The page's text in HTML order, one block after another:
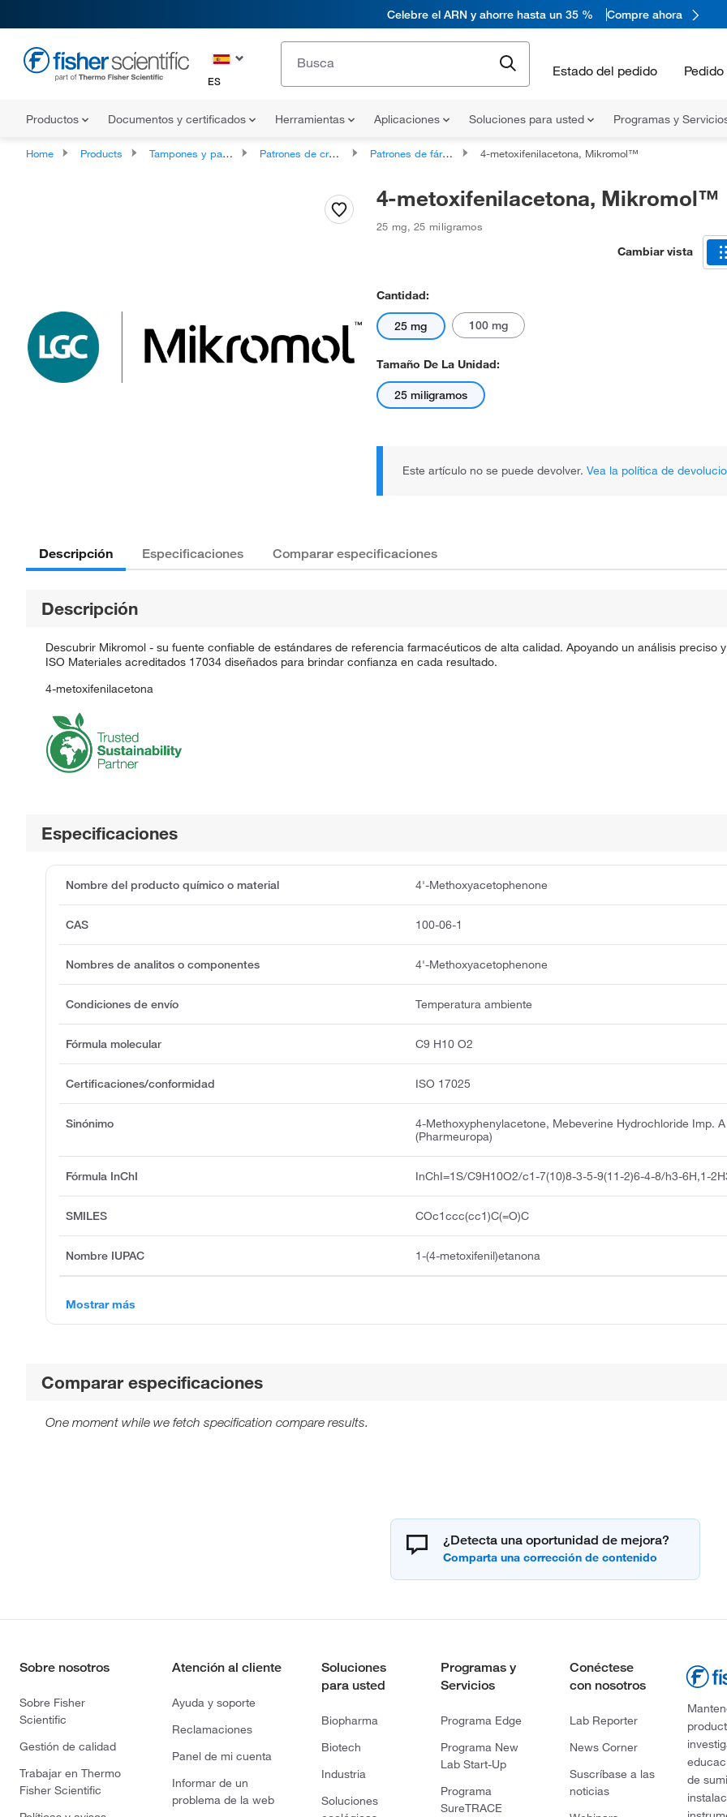
Celebre el ARN y ahorre hasta un 35 % Compre ahora
ES
Estado del pedido
Productos Documentos y certificados Herramientas Aplicaciones Soluciones para usted Programas y
Home Products Tampones y patrones Patrones de cromatografía Patrones de fármacos 4-metoxifenilacetona, Mikromol™
4-metoxifenilacetona, Mikromol™
25 mg,25 miligramos
Cambiar vista
Cantidad:
25 mg 100 mg
Tamaño De La Unidad:
25 miligramos
Este artículo no se puede devolver. Vea la política de
Descripción Especificaciones Comparar especificaciones
Descripción
Descubrir Mikromol - su fuente confiable de estándares de referencia farmacéuticos de alta calidad. Apoyando un análisis preciso
ISO Materiales acreditados 17034 diseñados para brindar confianza en cada resultado.
4-metoxifenilacetona
Especificaciones
Nombre del producto químico o material 4'-Methoxyacetophenone
CAS 100-06-1
Nombres de analitos o componentes 4'-Methoxyacetophenone
Condiciones de envío Temperatura ambiente
Fórmula molecular C9 H10 O2
Certificaciones/conformidad ISO 17025
Sinónimo
4-Methoxyphenylacetone, Mebeverine Hydrochloride Imp. A
(Pharmeuropa)
Fórmula InChI InChI=1S/C9H10O2/c1-7(10)8-3-5-9(11-2)6-4-8/h3-6H,1-
SMILES COc1ccc(cc1)C(=O)C
Nombre IUPAC 1-(4-metoxifenil)etanona
Mostrar más
Comparar especificaciones
One moment while we fetch specification compare results.
¿Detecta una oportunidad de mejora?
Sobre nosotros
Sobre Fisher
Scientific
Gestión de calidad
Trabajar en Thermo
Fisher Scientific
Atención al cliente
Ayuda y soporte
Reclamaciones
Panel de mi cuenta
Informar de un
problema de la web
Soluciones
para usted
Biopharma
Biotech
Industria
Soluciones
Programas y
Servicios
Programa Edge
Programa New
Lab Start-Up
Programa
SureTRACE
Conéctese
con nosotros
Lab Reporter
News Corner
Suscríbase a las
noticias
de